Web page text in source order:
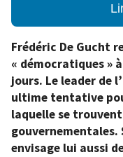
Frédéric De Gucht
« démocratiques »
jours. Le leader de
ultime tentative
laquelle se
envisage lui aussi